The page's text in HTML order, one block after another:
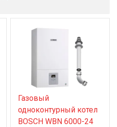
Газовый
одноконтурный котел
BOSCH WBN 6000-24